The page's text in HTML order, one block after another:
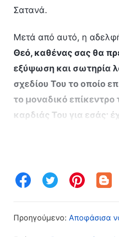
Σατανά.
Μετά από αυτό, η
Θεό, καθένας σας θα
εξύψωση και σωτηρία
σχεδίου Του το οποίο
το μοναδικό επίκεντρο
καρδιάς Του για εσάς·
λάβουν την κληρονομιά
τόσο βαθιά από τον
Προηγούμενο: Αποφάσισα